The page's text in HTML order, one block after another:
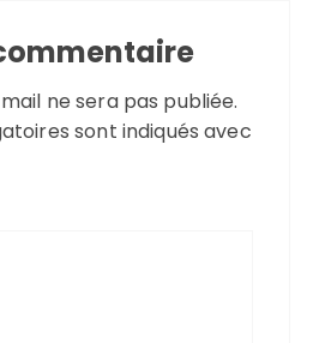
ne sera pas publiée.
sont indiqués avec